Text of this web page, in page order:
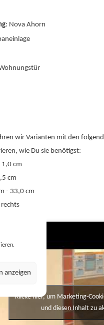
anzeigen
: Nova Ahorn
wir Varianten mit den
wie Du sie benötigst:
cm
cm
- 33,0 cm
rechts
Klicke hier, um Marketing-
und diesen Inhalt zu